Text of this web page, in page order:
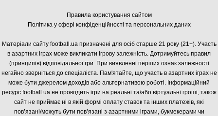
Правила користування сайтом
Політика у сфері конфіденційності та персональних даних
Матеріали сайту football.ua призначені для осіб старше 21 року (21+). Участь
в азартних іграх може викликати ігрову залежність. Дотримуйтесь правил
(принципів) відповідальної гри. При виявленні перших ознак залежності
негайно зверніться до спеціаліста. Пам'ятайте, що участь в азартних іграх не
може бути джерелом доходів або альтернативою роботі. Інформаційний
ресурс football.ua не проводить ігри на реальні та/або віртуальні гроші, також
сайт не приймає ні в якій формі оплату ставок та інших платежів, які
пов’язані/можуть бути пов’язані з азартними іграми, букмекерами чи